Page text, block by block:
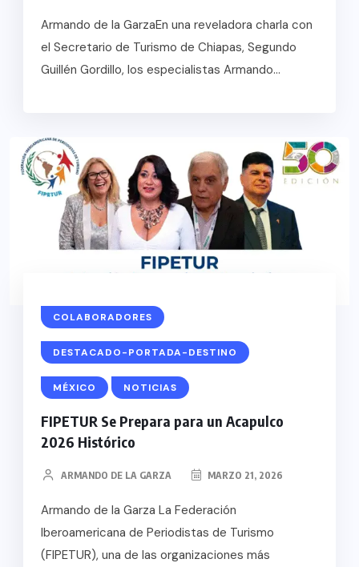
Armando de la GarzaEn una reveladora charla con
el Secretario de Turismo de Chiapas, Segundo
Guillén Gordillo, los especialistas Armando...
COLABORADORES
DESTACADO-PORTADA-DESTINO
MÉXICO NOTICIAS
FIPETUR Se Prepara para un Acapulco
2026 Histórico
ARMANDO DE LA GARZA MARZO 21, 2026
Armando de la Garza La Federación
Iberoamericana de Periodistas de Turismo
(FIPETUR), una de las organizaciones más